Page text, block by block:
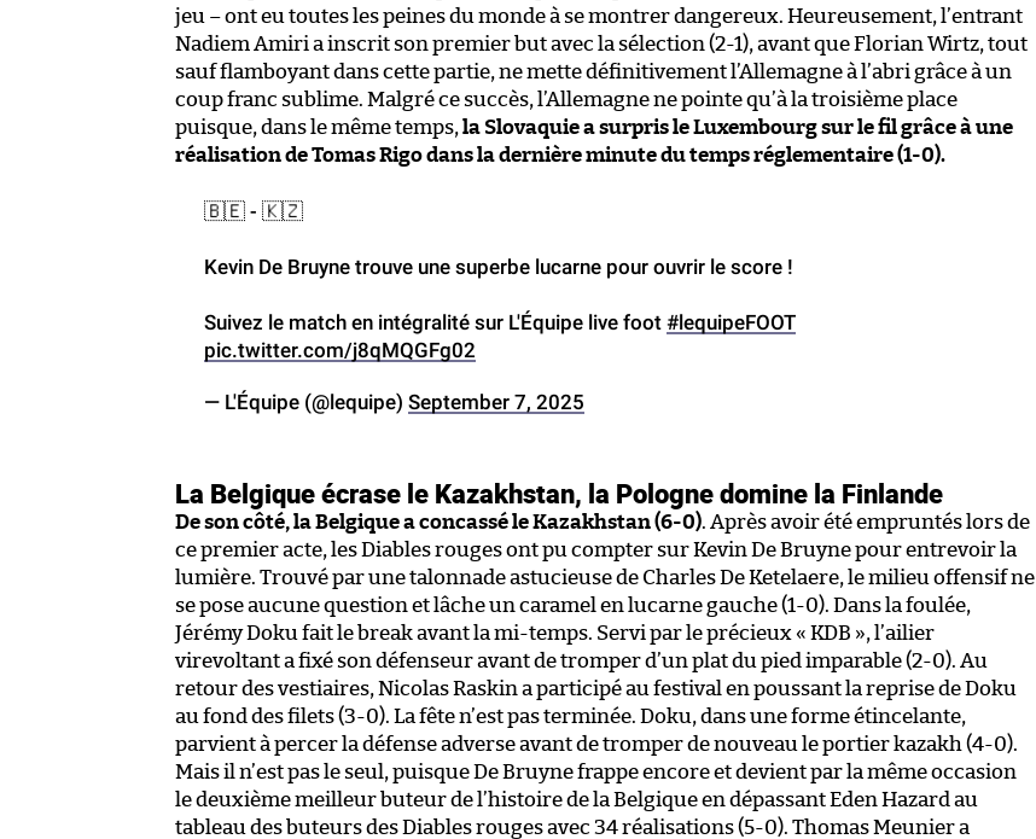
jeu – ont eu toutes les peines du monde à se montrer dangereux. Heureusement, l’entrant
Nadiem Amiri a inscrit son premier but avec la sélection (2-1), avant que Florian Wirtz, tout
sauf flamboyant dans cette partie, ne mette définitivement l’Allemagne à l’abri grâce à un
coup franc sublime. Malgré ce succès, l’Allemagne ne pointe qu’à la troisième place
puisque, dans le même temps, la Slovaquie a surpris le Luxembourg sur le fil grâce à une
réalisation de Tomas Rigo dans la dernière minute du temps réglementaire (1-0).
🇧🇪 - 🇰🇿
Kevin De Bruyne trouve une superbe lucarne pour ouvrir le score !
Suivez le match en intégralité sur L'Équipe live foot #lequipeFOOT
pic.twitter.com/j8qMQGFg02
— L'Équipe (@lequipe) September 7, 2025
La Belgique écrase le Kazakhstan, la Pologne domine la Finlande
De son côté, la Belgique a concassé le Kazakhstan (6-0). Après avoir été empruntés lors de
ce premier acte, les Diables rouges ont pu compter sur Kevin De Bruyne pour entrevoir la
lumière. Trouvé par une talonnade astucieuse de Charles De Ketelaere, le milieu offensif ne
se pose aucune question et lâche un caramel en lucarne gauche (1-0). Dans la foulée,
Jérémy Doku fait le break avant la mi-temps. Servi par le précieux « KDB », l’ailier
virevoltant a fixé son défenseur avant de tromper d’un plat du pied imparable (2-0). Au
retour des vestiaires, Nicolas Raskin a participé au festival en poussant la reprise de Doku
au fond des filets (3-0). La fête n’est pas terminée. Doku, dans une forme étincelante,
parvient à percer la défense adverse avant de tromper de nouveau le portier kazakh (4-0).
Mais il n’est pas le seul, puisque De Bruyne frappe encore et devient par la même occasion
le deuxième meilleur buteur de l’histoire de la Belgique en dépassant Eden Hazard au
tableau des buteurs des Diables rouges avec 34 réalisations (5-0). Thomas Meunier a